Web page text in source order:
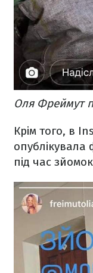
Оля Фреймут
Крім того, в
опублікувала
під час